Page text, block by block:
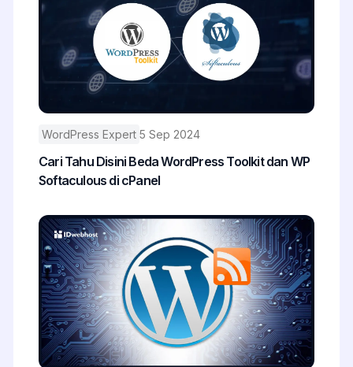
WordPress Expert 5 Sep 2024
Cari Tahu Disini Beda WordPress Toolkit dan WP
Softaculous di cPanel